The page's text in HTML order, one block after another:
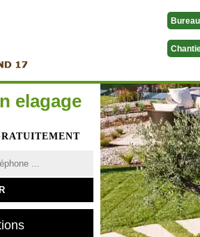
Bureau
elagage